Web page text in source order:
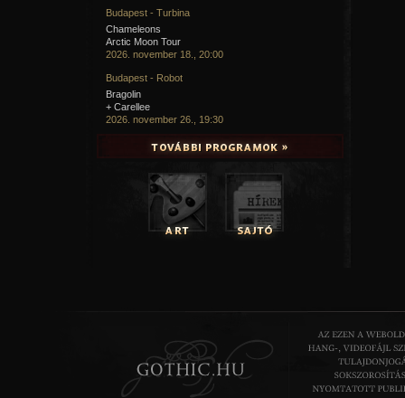
Budapest - Turbina
Chameleons
Arctic Moon Tour
2026. november 18., 20:00
Budapest - Robot
Bragolin
+ Carellee
2026. november 26., 19:30